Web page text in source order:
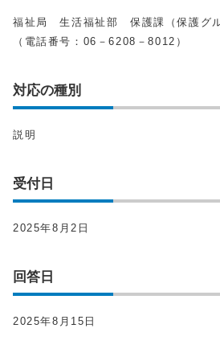
福祉局 生活福祉部 保護課（保護グル
（電話番号：06－6208－8012）
対応の種別
説明
受付日
2025年8月2日
回答日
2025年8月15日